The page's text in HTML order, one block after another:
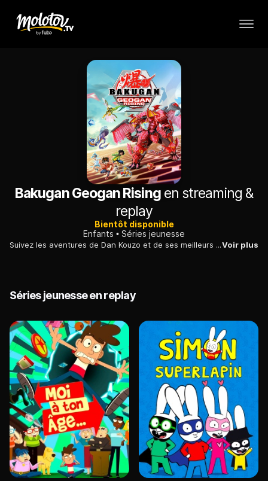
Bakugan Geogan Risingen streaming &
replay
Bientôt disponible
Enfants
Séries jeunesse
Suivez les aventures de Dan Kouzo et de ses meilleurs amis, les premiers enfants sur la Planète à se lier avec les mystérieuses créatures extraterrestres connues sous le nom de Bakugan !Voir plus
Séries jeunesse en replay